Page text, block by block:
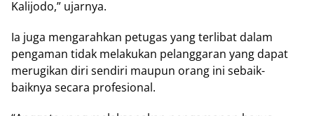
Kalijodo,” ujarnya.
Ia juga mengarahkan petugas yang terlibat dalam
pengaman tidak melakukan pelanggaran yang dapat
merugikan diri sendiri maupun orang ini sebaik-
baiknya secara profesional.